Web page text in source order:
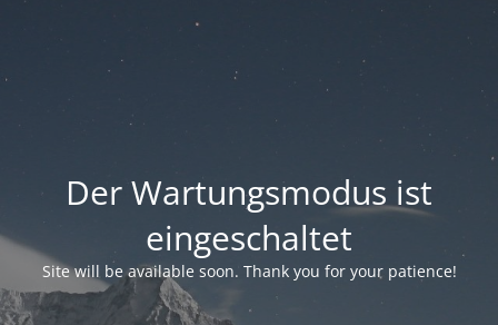
Der Wartungsmodus ist
eingeschaltet
Site will be available soon. Thank you for your patience!